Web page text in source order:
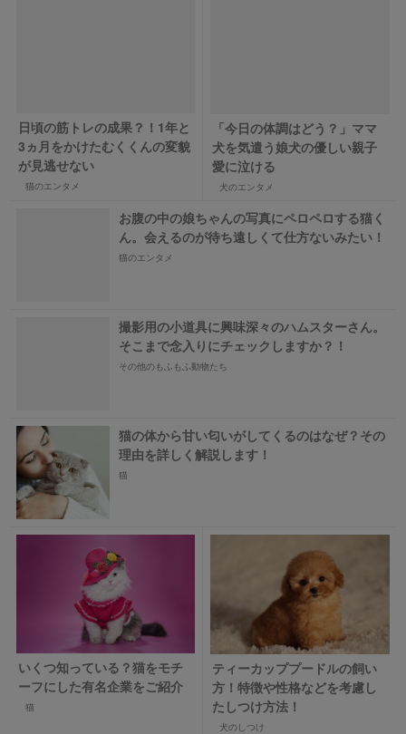
日頃の筋トレの成果？！1年と
3ヵ月をかけたむくくんの変貌
が見逃せない
猫のエンタメ
「今日の体調はどう？」ママ
犬を気遣う娘犬の優しい親子
愛に泣ける
犬のエンタメ
お腹の中の娘ちゃんの写真にペロペロする猫く
ん。会えるのが待ち遠しくて仕方ないみたい！
猫のエンタメ
撮影用の小道具に興味深々のハムスターさん。
そこまで念入りにチェックしますか？！
その他のもふもふ動物たち
猫の体から甘い匂いがしてくるのはなぜ？その
理由を詳しく解説します！
猫
いくつ知っている？猫をモチ
ーフにした有名企業をご紹介
猫
ティーカッププードルの飼い
方！特徴や性格などを考慮し
たしつけ方法！
犬のしつけ